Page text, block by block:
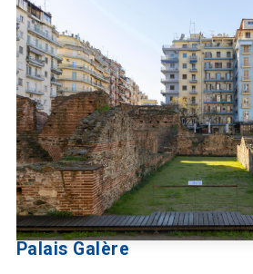
Palais Galère